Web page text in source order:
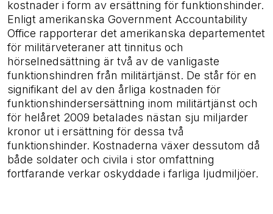
kostnader i form av ersättning för funktionshinder.
Enligt amerikanska Government Accountability
Office rapporterar det amerikanska departementet
för militärveteraner att tinnitus och
hörselnedsättning är två av de vanligaste
funktionshindren från militärtjänst. De står för en
signifikant del av den årliga kostnaden för
funktionshindersersättning inom militärtjänst och
för helåret 2009 betalades nästan sju miljarder
kronor ut i ersättning för dessa två
funktionshinder. Kostnaderna växer dessutom då
både soldater och civila i stor omfattning
fortfarande verkar oskyddade i farliga ljudmiljöer.